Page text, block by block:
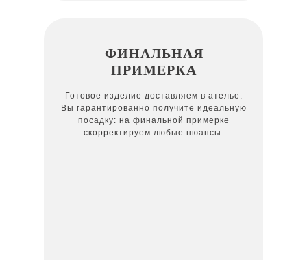
Готовое изделие доставляем в ателье.
Вы гарантированно получите идеальную
посадку: на финальной примерке
скорректируем любые нюансы.
ФИНАЛЬНАЯ
ПРИМЕРКА